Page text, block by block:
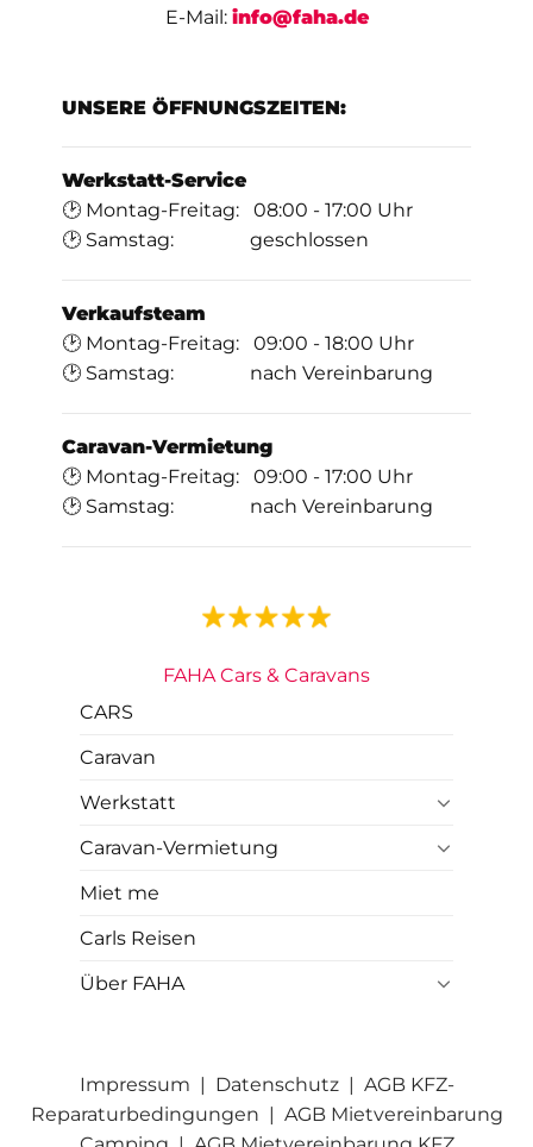
E-Mail: info@faha.de
UNSERE ÖFFNUNGSZEITEN:
Werkstatt-Service
🕑 Montag-Freitag: 08:00 - 17:00 Uhr
🕑 Samstag: geschlossen
Verkaufsteam
🕑 Montag-Freitag: 09:00 - 18:00 Uhr
🕑 Samstag: nach Vereinbarung
Caravan-Vermietung
🕑 Montag-Freitag: 09:00 - 17:00 Uhr
🕑 Samstag: nach Vereinbarung
FAHA Cars & Caravans
CARS
Caravan
Werkstatt
Caravan-Vermietung
Miet me
Carls Reisen
Über FAHA
Impressum | Datenschutz| AGB KFZ-
Reparaturbedingungen | AGB Mietvereinbarung